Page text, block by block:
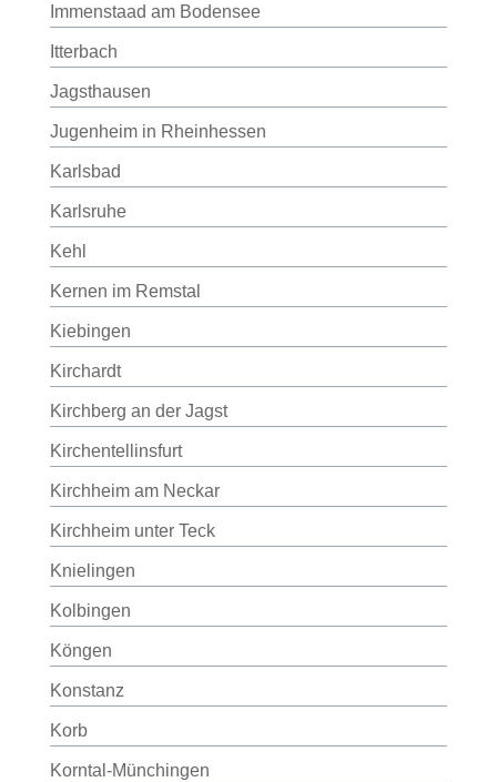
Immenstaad am Bodensee
Itterbach
Jagsthausen
Jugenheim in Rheinhessen
Karlsbad
Karlsruhe
Kehl
Kernen im Remstal
Kiebingen
Kirchardt
Kirchberg an der Jagst
Kirchentellinsfurt
Kirchheim am Neckar
Kirchheim unter Teck
Knielingen
Kolbingen
Köngen
Konstanz
Korb
Korntal-Münchingen